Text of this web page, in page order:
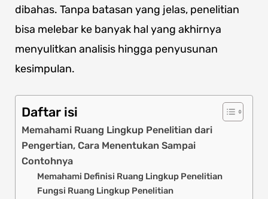
dibahas. Tanpa batasan yang jelas, penelitian
bisa melebar ke banyak hal yang akhirnya
menyulitkan analisis hingga penyusunan
kesimpulan.
Daftar isi
Memahami Ruang Lingkup Penelitian dari
Pengertian, Cara Menentukan Sampai
Contohnya
Memahami Definisi Ruang Lingkup Penelitian
Fungsi Ruang Lingkup Penelitian